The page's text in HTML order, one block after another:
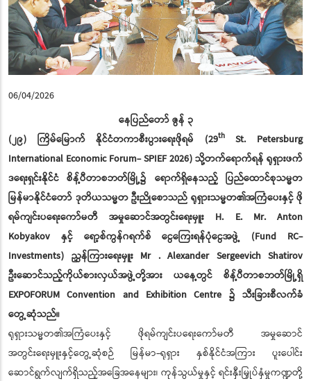
06/04/2026
နေပြည်တော်ဇွန် ၃
(၂၉) ကြိမ်မြောက် နိုင်ငံတကာစီးပွားရေးဖိုရမ် (29thSt. Petersburg
International Economic Forum- SPIEF 2026) သို့တက်ရောက်ရန် ရုရှားဖက်
ဒရေးရှင်းနိုင်ငံ စိန့်ပီတာစဘတ်မြို့၌ ရောက်ရှိနေသည့် ပြည်ထောင်စုသမ္မတ
မြန်မာနိုင်ငံတော် ဒုတိယသမ္မတ ဦးညိုစောသည် ရုရှားသမ္မတ၏အကြံပေးနှင့် ဖို
ရမ်ကျင်းပရေးကော်မတီ အမှုဆောင်အတွင်းရေးမှူး H. E. Mr. Anton
Kobyakov နှင့် ရော့စ်ကွန်ဂရက်စ် ငွေကြေးရန်ပုံငွေအဖွဲ့ (Fund RC-
Investments) ညွှန်ကြားရေးမှူး Mr . Alexander Sergeevich Shatirov
ဦးဆောင်သည့်ကိုယ်စားလှယ်အဖွဲ့တို့အား ယနေ့တွင် စိန့်ပီတာစဘတ်မြို့ရှိ
EXPOFORUM Convention and Exhibition Centre ၌ သီးခြားစီလက်ခံ
တွေ့ဆုံသည်။
ရုရှားသမ္မတ၏အကြံပေးနှင့် ဖိုရမ်ကျင်းပရေးကော်မတီ အမှုဆောင်
အတွင်းရေးမှူးနှင့်တွေ့ဆုံစဉ် မြန်မာ-ရုရှား နှစ်နိုင်ငံအကြား ပူးပေါင်း
ဆောင်ရွက်လျက်ရှိသည့်အခြေအနေများ၊ ကုန်သွယ်မှုနှင့် ရင်းနှီးမြှုပ်နှံမှုကဏ္ဍတို့